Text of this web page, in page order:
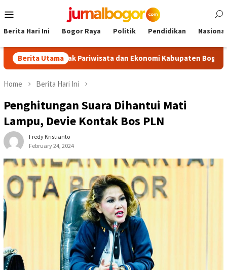
to
Menu
Berita Hari Ini Bogor Raya Politik Pendidikan Nasional
Berita Utama
Pariwisata dan Ekonomi Kabupaten Bogor Tour
Home Berita Hari Ini
Penghitungan Suara Dihantui Mati
Lampu, Devie Kontak Bos PLN
Fredy Kristianto
February 24, 2024